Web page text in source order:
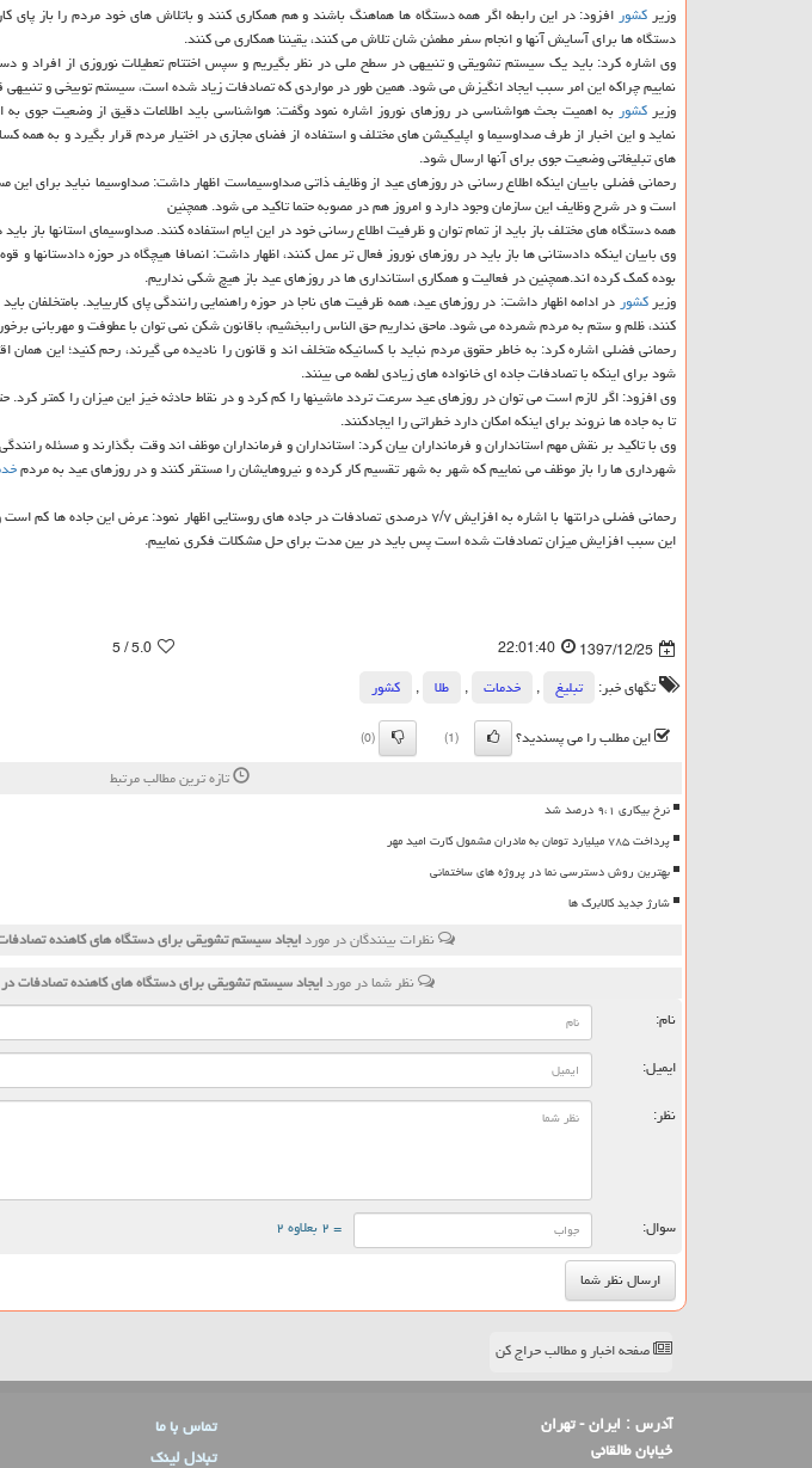
وزیركشورافزود: در این رابطه اگر همه دستگاه ها هماهنگ باشند و هم همكاری كنند و باتلاش های خود مردم را باز پای
دستگاه ها برای آسایش آنها و انجام سفر مطمئن شان تلاش می كنند، یقیننا همكاری می كنند.
وی اشاره كرد: باید یك سیستم تشویقی و تنبیهی در سطح ملی در نظر بگیریم و سپس اختتام تعطیلات نوروزی از افراد
نماییم چراكه این امر سبب ایجاد انگیزش می شود. همین طور در مواردی كه تصادفات زیاد شده است، سیستم توبیخی و تنبیهی
وزیركشوربه اهمیت بحث هواشناسی در روزهای نوروز اشاره نمود وگفت: هواشناسی باید اطلاعات دقیق از وضعیت جوی
نماید و این اخبار از طرف صداوسیما و اپلیكیشن های مختلف و استفاده از فضای مجازی در اختیار مردم قرار بگیرد و به همه
های تبلیغاتی وضعیت جوی برای آنها ارسال شود.
رحمانی فضلی بابیان اینكه اطلاع رسانی در روزهای عید از وظایف ذاتی صداوسیماست اظهار داشت: صداوسیما نباید برای این
است و در شرح وظایف این سازمان وجود دارد و امروز هم در مصوبه حتما تاكید می شود. همچنین
همه دستگاه های مختلف باز باید از تمام توان و ظرفیت اطلاع رسانی خود در این ایام استفاده كنند. صداوسیمای استانها باز
وی بابیان اینكه دادستانی ها باز باید در روزهای نوروز فعال تر عمل كنند، اظهار داشت: انصافا هیچگاه در حوزه دادستانها و
بوده كمك كرده اند.همچنین در فعالیت و همكاری استانداری ها در روزهای عید باز هیچ شكی نداریم.
وزیركشوردر ادامه اظهار داشت: در روزهای عید، همه ظرفیت های ناجا در حوزه راهنمایی رانندگی پای كاربیاید. بامتخلفان
كنند، ظلم و ستم به مردم شمرده می شود. ماحق نداریم حق الناس راببخشیم، باقانون شكن نمی توان با عطوفت و مهربانی
رحمانی فضلی اشاره كرد: به خاطر حقوق مردم نباید با كسانیكه متخلف اند و قانون را نادیده می گیرند، رحم كنید؛ این
شود برای اینكه با تصادفات جاده ای خانواده های زیادی لطمه می بینند.
وی افزود: اگر لازم است می توان در روزهای عید سرعت تردد ماشینها را كم كرد و در نقاط حادثه خیز این میزان را كمتر كرد.
تا به جاده ها نروند برای اینكه امكان دارد خطراتی را ایجادكنند.
وی با تاكید بر نقش مهم استانداران و فرمانداران بیان كرد: استانداران و فرمانداران موظف اند وقت بگذارند و مسئله
شهرداری ها را باز موظف می نماییم كه شهر به شهر تقسیم كار كرده و نیروهایشان را مستقر كنند و در روزهای عید به مردم
رحمانی فضلی درانتها با اشاره به افزایش ۷/۷ درصدی تصادفات در جاده های روستایی اظهار نمود: عرض
این سبب افزایش میزان تصادفات شده است پس باید در بین مدت برای حل مشكلات فكری نماییم.
1397/12/25
22:01:40
5.0
/ 5
تگهای خبر:
تبلیغ , خدمات , طلا ,
كشور
این مطلب را می پسندید؟
(1)
(0)
تازه ترین مطالب مرتبط
نرخ بیکاری ۹،۱ درصد شد
پرداخت ۷۸۵ میلیارد تومان به مادران مشمول کارت امید مهر
بهترین روش دسترسی نما در پروژه های ساختمانی
شارژ جدید کالابرگ ها
نظرات بینندگان در موردایجاد سیستم تشویقی برای دستگاه های كاهنده
نظر شما در موردایجاد سیستم تشویقی برای دستگاه های كاهنده تصادفات
نام:
ایمیل:
نظر:
سوال: = ۲ بعلاوه ۲
صفحه اخبار و مطالب حراج کن
آدرس : ایران - تهران
خیابان طالقانی
تماس با ما
تبادل لینک